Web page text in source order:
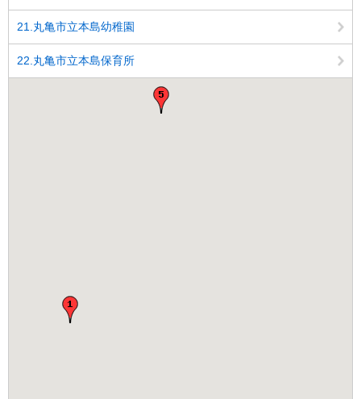
21.丸亀市立本島幼稚園
22.丸亀市立本島保育所